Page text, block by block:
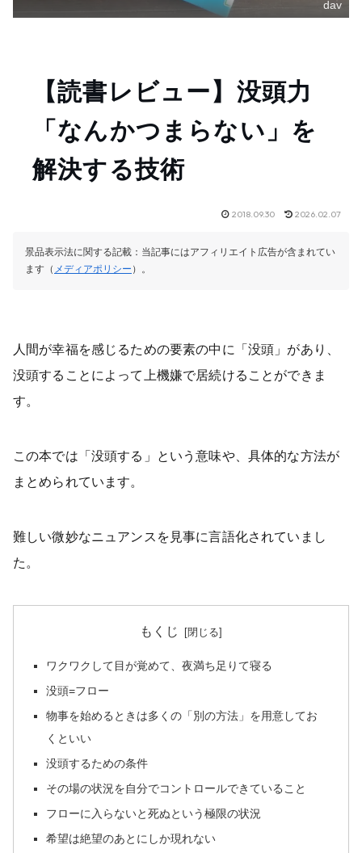
【読書レビュー】没頭力
「なんかつまらない」を
解決する技術
dav
2018.09.30 2026.02.07
景品表示法に関する記載：当記事にはアフィリエイト広告が含まれてい
ます（ メディアポリシー ）。
人間が幸福を感じるための要素の中に「没頭」があり、
没頭することによって上機嫌で居続けることができま
す。
この本では「没頭する」という意味や、具体的な方法が
まとめられています。
難しい微妙なニュアンスを見事に言語化されていまし
た。
もくじ
ワクワクして目が覚めて、夜満ち足りて寝る
没頭=フロー
物事を始めるときは多くの「別の方法」を用意してお
くといい
没頭するための条件
その場の状況を自分でコントロールできていること
フローに入らないと死ぬという極限の状況
希望は絶望のあとにしか現れない